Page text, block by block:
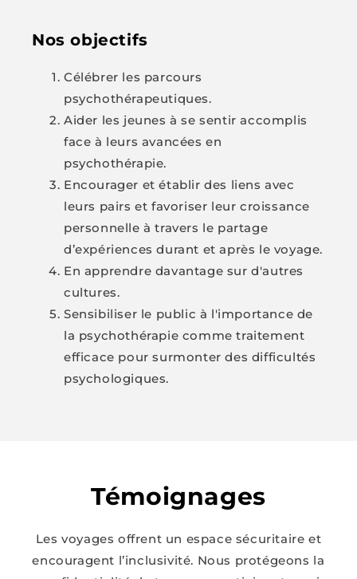
Nos objectifs
Célébrer les parcours
psychothérapeutiques.
Aider les jeunes à se sentir accomplis
face à leurs avancées en
psychothérapie.
Encourager et établir des liens avec
leurs pairs et favoriser leur croissance
personnelle à travers le partage
d’expériences durant et après le voyage.
En apprendre davantage sur d'autres
cultures.
Sensibiliser le public à l'importance de
la psychothérapie comme traitement
efficace pour surmonter des difficultés
psychologiques.
Témoignages
Les voyages offrent un espace sécuritaire et
encouragent l’inclusivité. Nous protégeons la